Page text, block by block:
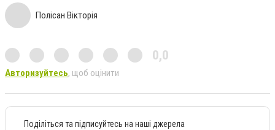
Полісан Вікторія
0,0
Авторизуйтесь, щоб оцінити
Поділіться та підписуйтесь на наші джерела